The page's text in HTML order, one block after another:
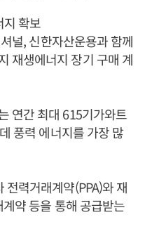
확보
널, 신한자산운용과 함께
재생에너지 장기 구매 계
연간 최대 615기가와트
풍력 에너지를 가장 많
력거래계약(PPA)와 재
약 등을 통해 공급받는